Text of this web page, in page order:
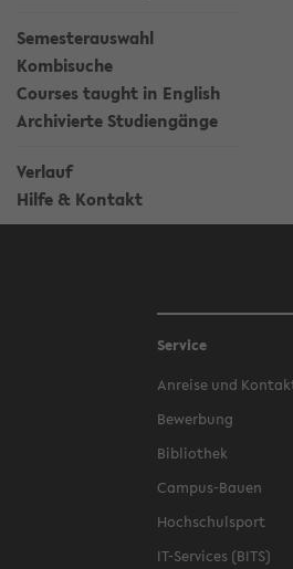
Semesterauswahl
Kombisuche
Courses taught in English
Archivierte Studiengänge
Verlauf
Hilfe & Kontakt
Service
Anreise und
Bewerbung
Bibliothek
Campus-Bauen
Hochschulsport
IT-Services (BITS)